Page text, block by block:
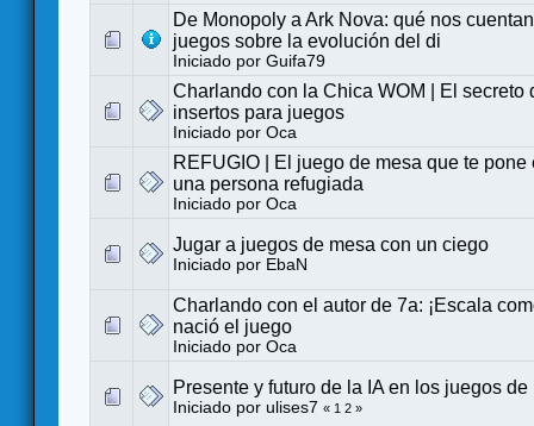
De Monopoly a Ark Nova: qué nos
juegos sobre la evolución del di
Iniciado por Guifa79
Charlando con la Chica WOM | El secreto
insertos para juegos
Iniciado por Oca
REFUGIO | El juego de mesa que te pone
una persona refugiada
Iniciado por Oca
Jugar a juegos de mesa con un ciego
Iniciado por EbaN
Charlando con el autor de 7a: ¡Escala
nació el juego
Iniciado por Oca
Presente y futuro de la IA en los juegos de
Iniciado por ulises7 « 1 2 »